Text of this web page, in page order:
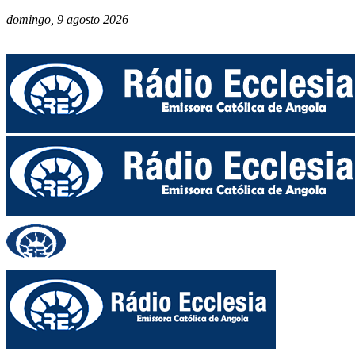
domingo, 9 agosto 2026